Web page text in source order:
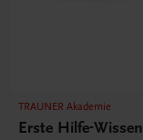
TRAUNER Akademie
Erste Hilfe-Wissen